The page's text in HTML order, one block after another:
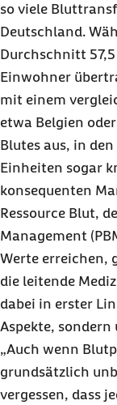
so viele
Deutschland.
Durchschnitt
Einwohner
mit einem
etwa Belgien
Blutes aus, in
Einheiten sogar
konsequenten
Ressource Blut,
Management
Werte erreichen,
die leitende
dabei in erster
Aspekte,
„Auch wenn
grundsätzlich
vergessen, dass